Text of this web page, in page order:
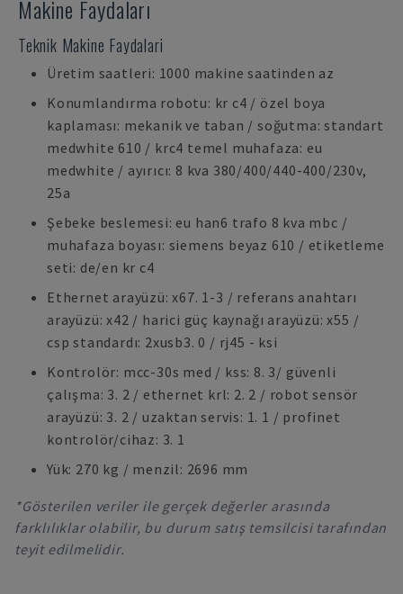
Makine Faydaları
Teknik Makine Faydalari
Üretim saatleri: 1000 makine saatinden az
Konumlandırma robotu: kr c4 / özel boya
kaplaması: mekanik ve taban / soğutma: standart
medwhite 610 / krc4 temel muhafaza: eu
medwhite / ayırıcı: 8 kva 380/400/440-400/230v,
25a
Şebeke beslemesi: eu han6 trafo 8 kva mbc /
muhafaza boyası: siemens beyaz 610 / etiketleme
seti: de/en kr c4
Ethernet arayüzü: x67. 1-3 / referans anahtarı
arayüzü: x42 / harici güç kaynağı arayüzü: x55 /
csp standardı: 2xusb3. 0 / rj45 - ksi
Kontrolör: mcc-30s med / kss: 8. 3/ güvenli
çalışma: 3. 2 / ethernet krl: 2. 2 / robot sensör
arayüzü: 3. 2 / uzaktan servis: 1. 1 / profinet
kontrolör/cihaz: 3. 1
Yük: 270 kg / menzil: 2696 mm
*Gösterilen veriler ile gerçek değerler arasında
farklılıklar olabilir, bu durum satış temsilcisi tarafından
teyit edilmelidir.